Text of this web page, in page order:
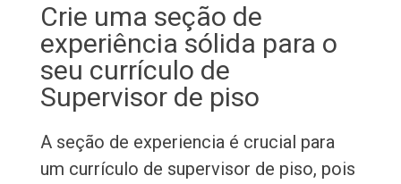
Crie uma seção de
experiência sólida para o
seu currículo de
Supervisor de piso
A seção de experiencia é crucial para
um currículo de supervisor de piso, pois